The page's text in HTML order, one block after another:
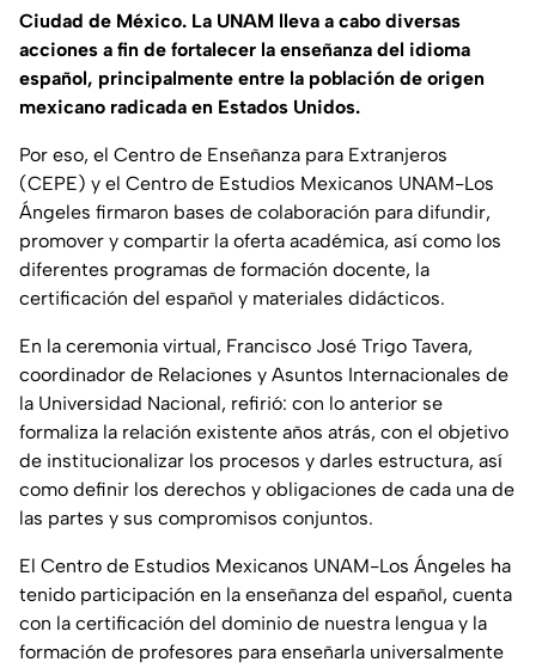
Ciudad de México. La UNAM lleva a cabo diversas
acciones a fin de fortalecer la enseñanza del idioma
español, principalmente entre la población de origen
mexicano radicada en Estados Unidos.
Por eso, el Centro de Enseñanza para Extranjeros
(CEPE) y el Centro de Estudios Mexicanos UNAM-Los
Ángeles firmaron bases de colaboración para difundir,
promover y compartir la oferta académica, así como los
diferentes programas de formación docente, la
certificación del español y materiales didácticos.
En la ceremonia virtual, Francisco José Trigo Tavera,
coordinador de Relaciones y Asuntos Internacionales de
la Universidad Nacional, refirió: con lo anterior se
formaliza la relación existente años atrás, con el objetivo
de institucionalizar los procesos y darles estructura, así
como definir los derechos y obligaciones de cada una de
las partes y sus compromisos conjuntos.
El Centro de Estudios Mexicanos UNAM-Los Ángeles ha
tenido participación en la enseñanza del español, cuenta
con la certificación del dominio de nuestra lengua y la
formación de profesores para enseñarla universalmente